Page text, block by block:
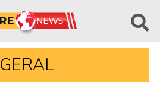
GERAL